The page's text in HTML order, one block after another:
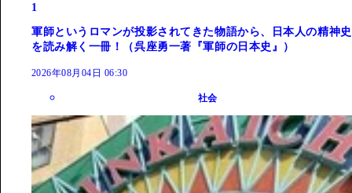
1
軍師というロマンが投影されてきた物語から、日本人の精神史
を読み解く一冊！（呉座勇一著『軍師の日本史』）
2026年08月04日 06:30
社会